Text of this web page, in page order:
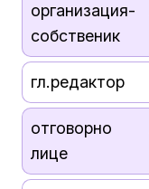
организация-
собственик
гл.редактор
отговорно
лице